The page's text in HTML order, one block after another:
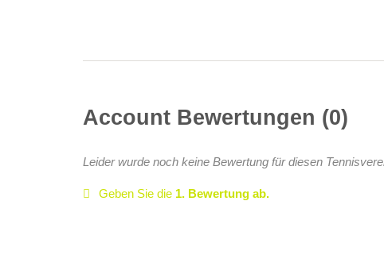
Account Bewertungen 0
Leider wurde noch keine Bewertung für diesen
Geben Sie die 1. Bewertung ab.